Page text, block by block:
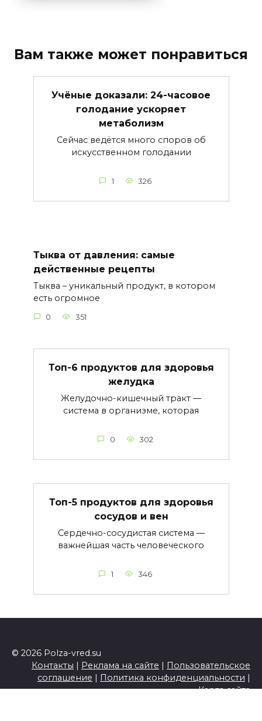
Вам также может понравиться
Учёные доказали: 24-часовое
голодание ускоряет
метаболизм
Сейчас ведётся много споров об
искусственном голодании
1 326
Тыква от давления: самые
действенные рецепты
Тыква – уникальный продукт, в котором
есть огромное
0 351
Топ-6 продуктов для здоровья
желудка
Желудочно-кишечный тракт —
система в организме, которая
0 302
Топ-5 продуктов для здоровья
сосудов и вен
Сердечно-сосудистая система —
важнейшая часть человеческого
1 346
© 2026 Polza-vred.su
Контакты | Реклама на сайте | Пользовательское
соглашение | Политика конфиденциальности |
Карта сайта